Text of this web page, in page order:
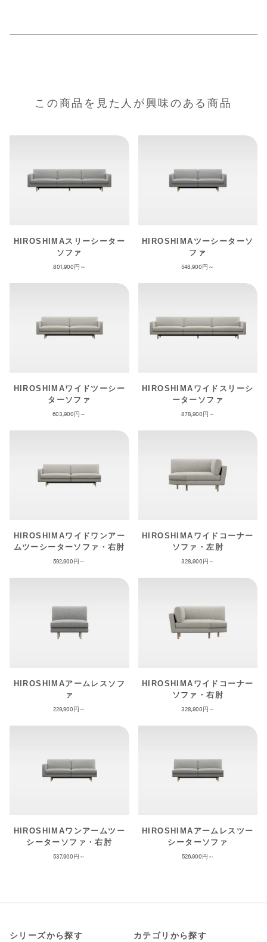
この商品を見た人が興味のある商品
HIROSHIMAスリーシーター
ソファ
801,900
HIROSHIMAツーシーターソ
ファ
548,900
HIROSHIMAワイドツーシー
ターソファ
603,900
HIROSHIMAワイドスリーシ
ーターソファ
878,900
HIROSHIMAワイドワンアー
ムツーシーターソファ・右肘
592,900
HIROSHIMAワイドコーナー
ソファ・左肘
328,900
HIROSHIMAアームレスソフ
ァ
229,900
HIROSHIMAワイドコーナー
ソファ・右肘
328,900
HIROSHIMAワンアームツー
シーターソファ・右肘
537,900
HIROSHIMAアームレスツー
シーターソファ
526,900
シリーズから探す カテゴリから探す